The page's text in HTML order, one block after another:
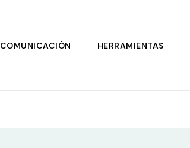
COMUNICACIÓN HERRAMIENTAS